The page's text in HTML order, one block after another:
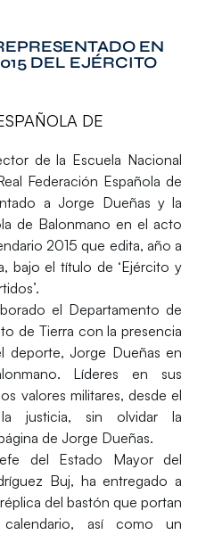
EN
DEL EJÉRCITO
DE
de la Escuela Nacional
Federación Española de
aJorge Dueñas y la
de Balonmano en el acto
2015 que edita, año a
, bajo el título de ‘Ejército y
el Departamento de
de Tierra con la presencia
deporte, Jorge Dueñas en
Líderes en sus
valores militares, desde el
la justicia, sin olvidar la
de Jorge Dueñas.
del Estado Mayor del
Buj, ha entregado a
del bastón que portan
así como un